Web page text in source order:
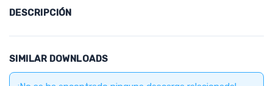
DESCRIPCIÓN
SIMILAR DOWNLOADS